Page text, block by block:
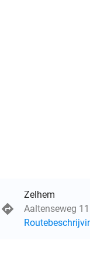
Zelhem
Aaltenseweg 11